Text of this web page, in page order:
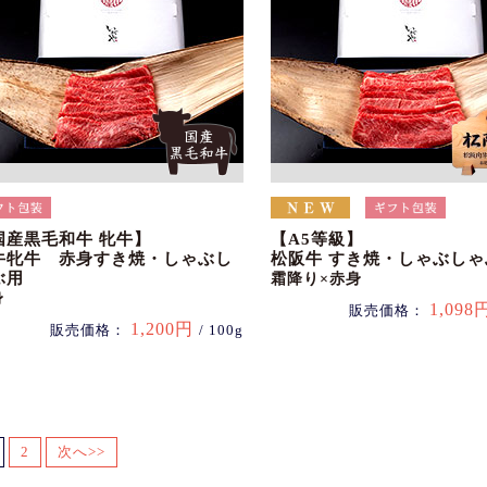
産黒毛和牛 牝牛】
牝牛 赤身すき焼・しゃぶし
用
販売価格： 1,200円 / 100g
【A5等級】
松阪牛 すき焼・しゃぶし
霜降り×赤身
販売価格： 1,098
2 次へ>>